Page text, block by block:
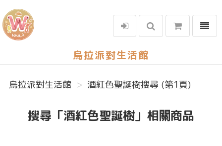
烏拉派對生活館
選單
烏拉派對生活館 酒紅色聖誕樹搜尋 (第1頁)
搜尋「酒紅色聖誕樹」相關商品